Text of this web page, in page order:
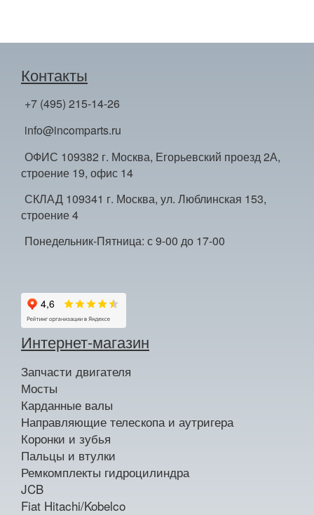
Контакты
+7 (495) 215-14-26
info@incomparts.ru
ОФИС 109382 г. Москва, Егорьевский проезд 2А,
строение 19, офис 14
СКЛАД 109341 г. Москва, ул. Люблинская 153,
строение 4
Понедельник-Пятница: с 9-00 до 17-00
Интернет-магазин
Запчасти двигателя
Мосты
Карданные валы
Направляющие телескопа и аутригера
Коронки и зубья
Пальцы и втулки
Ремкомплекты гидроцилиндра
JCB
Fiat Hitachi/Kobelco